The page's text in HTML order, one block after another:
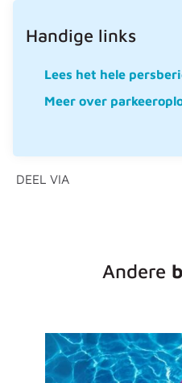
Handige links
Lees het hele
Meer over
DEEL VIA
Andere